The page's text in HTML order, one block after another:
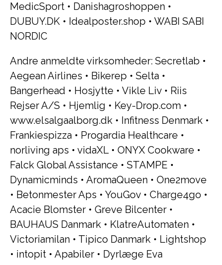
MedicSport • Danishagroshoppen •
DUBUY.DK • Idealposter.shop • WABI SABI
NORDIC
Andre anmeldte virksomheder: Secretlab •
Aegean Airlines • Bikerep • Selta •
Bangerhead • Hosjytte • Vikle Liv• Riis
Rejser A/S • Hjemlig • Key-Drop.com •
www.elsalgaalborg.dk • Infitness Denmark •
Frankiespizza • Progardia Healthcare •
norliving aps • vidaXL• ONYX Cookware •
Falck Global Assistance • STAMPE •
Dynamicminds • AromaQueen • One2move
• Betonmester Aps • YouGov• Charge4go •
Acacie Blomster • Greve Bilcenter •
BAUHAUS Danmark • KlatreAutomaten •
Victoriamilan • Tipico Danmark • Lightshop
• intopit • Apabiler • Dyrlæge Eva